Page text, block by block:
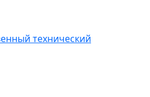
технический